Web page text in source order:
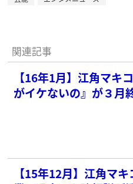
関連記事
【16年1月】江角マキ
がイケないの』が３月
【15年12月】江角マ